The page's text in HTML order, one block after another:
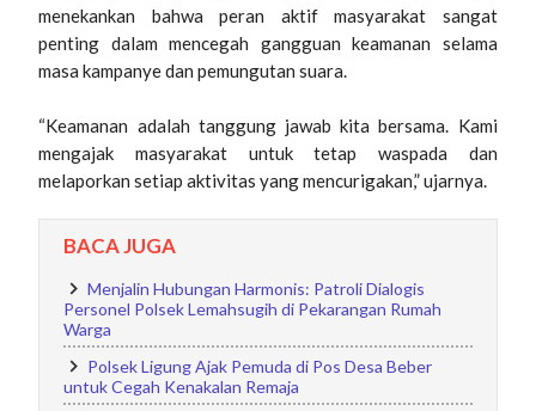
menekankan bahwa peran aktif masyarakat sangat
penting dalam mencegah gangguan keamanan selama
masa kampanye dan pemungutan suara.
“Keamanan adalah tanggung jawab kita bersama. Kami
mengajak masyarakat untuk tetap waspada dan
melaporkan setiap aktivitas yang mencurigakan,” ujarnya.
BACA JUGA
Menjalin Hubungan Harmonis: Patroli Dialogis
Personel Polsek Lemahsugih di Pekarangan Rumah
Warga
Polsek Ligung Ajak Pemuda di Pos Desa Beber
untuk Cegah Kenakalan Remaja